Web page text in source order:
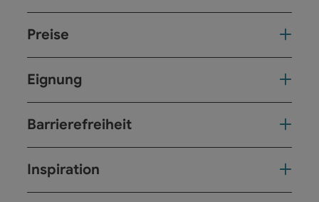
Preise
Eignung
Barrierefreiheit
Inspiration